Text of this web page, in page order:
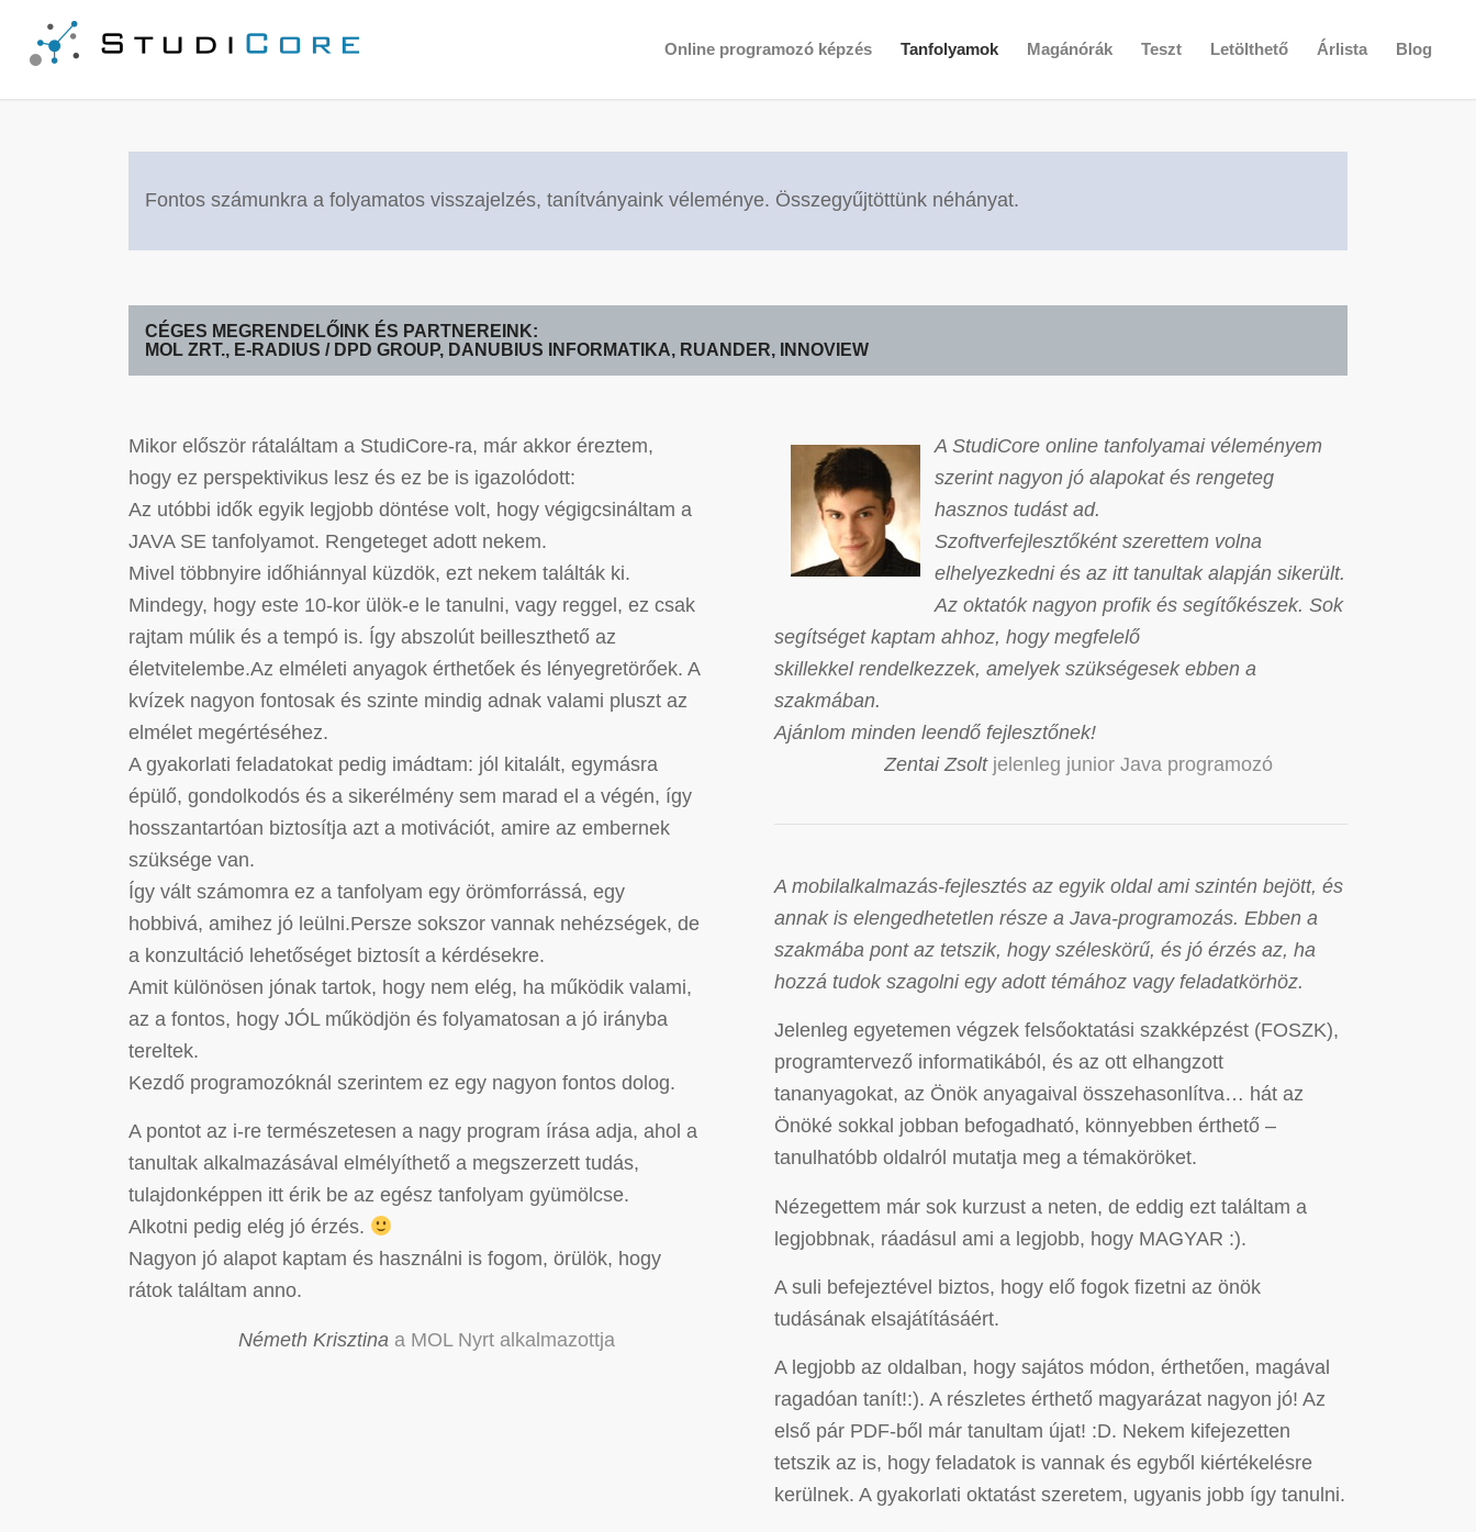
Online programozó képzés Tanfolyamok Magánórák Teszt Letölthető Árlista Blog
Fontos számunkra a folyamatos visszajelzés, tanítványaink véleménye. Összegyűjtöttünk néhányat.
CÉGES MEGRENDELŐINK ÉS PARTNEREINK:
MOL ZRT., E-RADIUS / DPD GROUP, DANUBIUS INFORMATIKA, RUANDER, INNOVIEW
Mikor először rátaláltam a StudiCore-ra, már akkor éreztem,
hogy ez perspektivikus lesz és ez be is igazolódott:
Az utóbbi idők egyik legjobb döntése volt, hogy végigcsináltam a
JAVA SE tanfolyamot. Rengeteget adott nekem.
Mivel többnyire időhiánnyal küzdök, ezt nekem találták ki.
Mindegy, hogy este 10-kor ülök-e le tanulni, vagy reggel, ez csak
rajtam múlik és a tempó is. Így abszolút beilleszthető az
életvitelembe.Az elméleti anyagok érthetőek és lényegretörőek. A
kvízek nagyon fontosak és szinte mindig adnak valami pluszt az
elmélet megértéséhez.
A gyakorlati feladatokat pedig imádtam: jól kitalált, egymásra
épülő, gondolkodós és a sikerélmény sem marad el a végén, így
hosszantartóan biztosítja azt a motivációt, amire az embernek
szüksége van.
Így vált számomra ez a tanfolyam egy örömforrássá, egy
hobbivá, amihez jó leülni.Persze sokszor vannak nehézségek, de
a konzultáció lehetőséget biztosít a kérdésekre.
Amit különösen jónak tartok, hogy nem elég, ha működik valami,
az a fontos, hogy JÓL működjön és folyamatosan a jó irányba
tereltek.
Kezdő programozóknál szerintem ez egy nagyon fontos dolog.
A pontot az i-re természetesen a nagy program írása adja, ahol a
tanultak alkalmazásával elmélyíthető a megszerzett tudás,
tulajdonképpen itt érik be az egész tanfolyam gyümölcse.
Alkotni pedig elég jó érzés.
Nagyon jó alapot kaptam és használni is fogom, örülök, hogy
rátok találtam anno.
Németh Krisztina a MOL Nyrt alkalmazottja
A StudiCore online tanfolyamai véleményem
szerint nagyon jó alapokat és rengeteg
hasznos tudást ad.
Szoftverfejlesztőként szerettem volna
elhelyezkedni és az itt tanultak alapján sikerült.
Az oktatók nagyon profik és segítőkészek. Sok
segítséget kaptam ahhoz, hogy megfelelő
skillekkel rendelkezzek, amelyek szükségesek ebben a
szakmában.
Ajánlom minden leendő fejlesztőnek!
Zentai Zsolt jelenleg junior Java programozó
A mobilalkalmazás-fejlesztés az egyik oldal ami szintén bejött, és
annak is elengedhetetlen része a Java-programozás. Ebben a
szakmába pont az tetszik, hogy széleskörű, és jó érzés az, ha
hozzá tudok szagolni egy adott témához vagy feladatkörhöz.
Jelenleg egyetemen végzek felsőoktatási szakképzést (FOSZK),
programtervező informatikából, és az ott elhangzott
tananyagokat, az Önök anyagaival összehasonlítva… hát az
Önöké sokkal jobban befogadható, könnyebben érthető –
tanulhatóbb oldalról mutatja meg a témaköröket.
Nézegettem már sok kurzust a neten, de eddig ezt találtam a
legjobbnak, ráadásul ami a legjobb, hogy MAGYAR :).
A suli befejeztével biztos, hogy elő fogok fizetni az önök
tudásának elsajátításáért.
A legjobb az oldalban, hogy sajátos módon, érthetően, magával
ragadóan tanít!:). A részletes érthető magyarázat nagyon jó! Az
első pár PDF-ből már tanultam újat! :D. Nekem kifejezetten
tetszik az is, hogy feladatok is vannak és egyből kiértékelésre
kerülnek. A gyakorlati oktatást szeretem, ugyanis jobb így tanulni.